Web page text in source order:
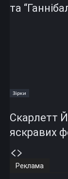
та
Зірки
Скарлетт
яскравих
Реклама